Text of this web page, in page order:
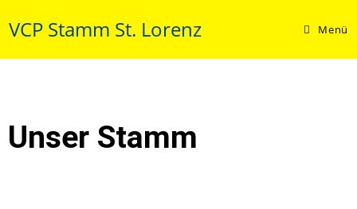
VCP Stamm St. Lorenz Menü
Unser Stamm